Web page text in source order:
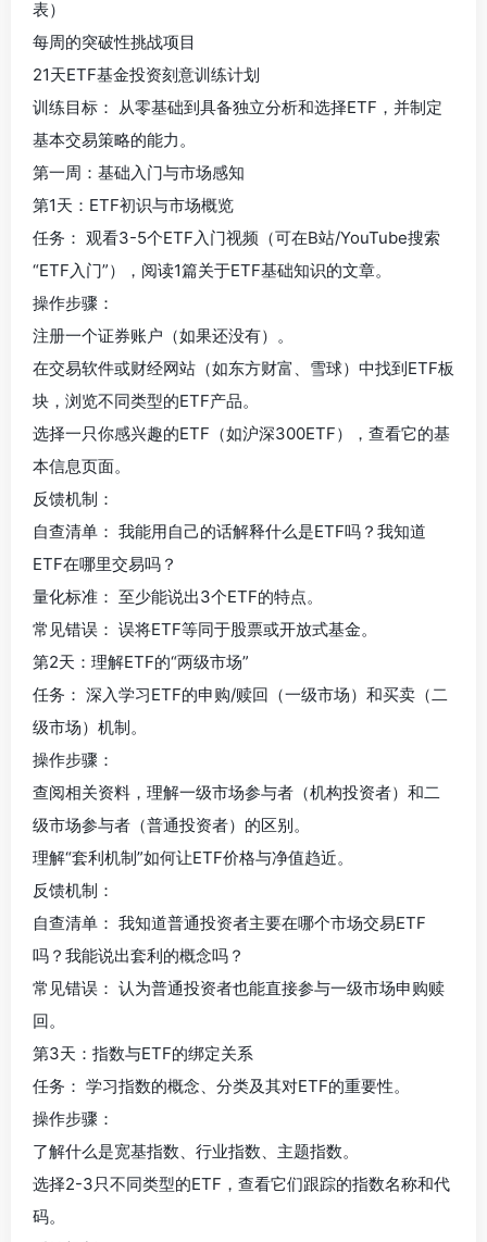
表）
每周的突破性挑战项目
21天ETF基金投资刻意训练计划
训练目标： 从零基础到具备独立分析和选择ETF，并制定
基本交易策略的能力。
第一周：基础入门与市场感知
第1天：ETF初识与市场概览
任务： 观看3-5个ETF入门视频（可在B站/YouTube搜索
“ETF入门”），阅读1篇关于ETF基础知识的文章。
操作步骤：
注册一个证券账户（如果还没有）。
在交易软件或财经网站（如东方财富、雪球）中找到ETF板
块，浏览不同类型的ETF产品。
选择一只你感兴趣的ETF（如沪深300ETF），查看它的基
本信息页面。
反馈机制：
自查清单： 我能用自己的话解释什么是ETF吗？我知道
ETF在哪里交易吗？
量化标准： 至少能说出3个ETF的特点。
常见错误： 误将ETF等同于股票或开放式基金。
第2天：理解ETF的“两级市场”
任务： 深入学习ETF的申购/赎回（一级市场）和买卖（二
级市场）机制。
操作步骤：
查阅相关资料，理解一级市场参与者（机构投资者）和二
级市场参与者（普通投资者）的区别。
理解“套利机制”如何让ETF价格与净值趋近。
反馈机制：
自查清单： 我知道普通投资者主要在哪个市场交易ETF
吗？我能说出套利的概念吗？
常见错误： 认为普通投资者也能直接参与一级市场申购赎
回。
第3天：指数与ETF的绑定关系
任务： 学习指数的概念、分类及其对ETF的重要性。
操作步骤：
了解什么是宽基指数、行业指数、主题指数。
选择2-3只不同类型的ETF，查看它们跟踪的指数名称和代
码。